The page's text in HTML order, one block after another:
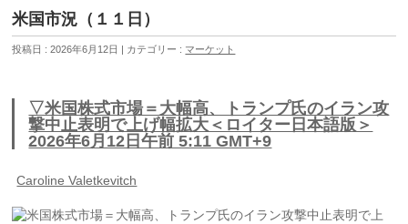
米国市況（１１日）
投稿日 : 2026年6月12日 | カテゴリー : マーケット
▽米国株式市場＝大幅高、トランプ氏のイラン攻
撃中止表明で上げ幅拡大＜ロイター日本語版＞
2026年6月12日午前 5:11 GMT+9
Caroline Valetkevitch